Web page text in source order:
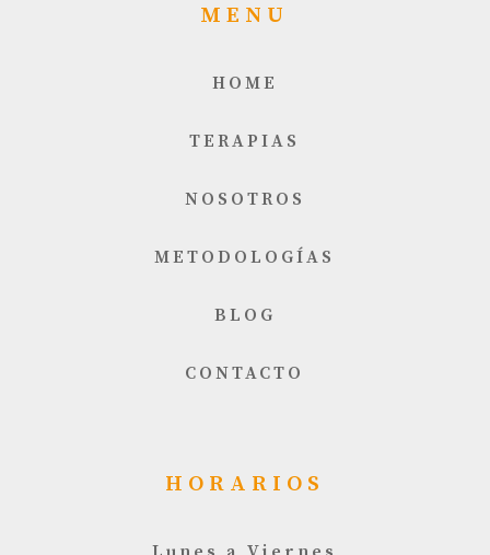
MENU
HOME
TERAPIAS
NOSOTROS
METODOLOGÍAS
BLOG
CONTACTO
HORARIOS